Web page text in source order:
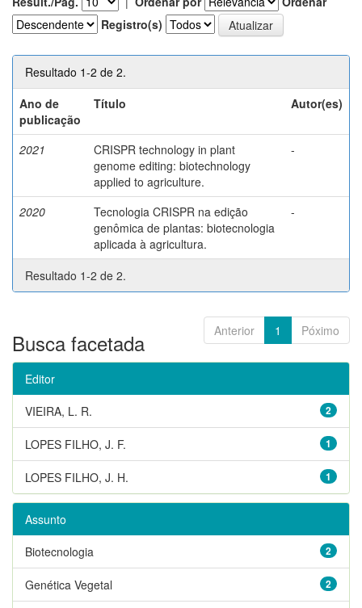
Registro(s)
Resultado 1-2 de 2.
Ano de
publicação
Título Autor(es)
2021
CRISPR technology in plant
genome editing: biotechnology
applied to agriculture.
-
2020
Tecnologia CRISPR na edição
genômica de plantas: biotecnologia
aplicada à agricultura.
-
Resultado 1-2 de 2.
Anterior 1 Póximo
Busca facetada
Editor
2
VIEIRA, L. R.
1
LOPES FILHO, J. F.
1
LOPES FILHO, J. H.
Assunto
2
Biotecnologia
2
Genética Vegetal